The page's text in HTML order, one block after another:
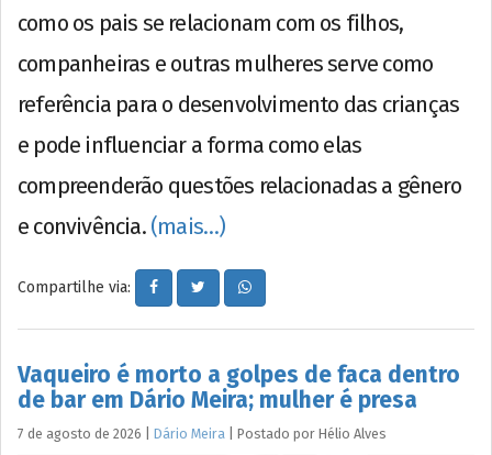
como os pais se relacionam com os filhos,
companheiras e outras mulheres serve como
referência para o desenvolvimento das crianças
e pode influenciar a forma como elas
compreenderão questões relacionadas a gênero
e convivência. (mais…)
Compartilhe via:
Vaqueiro é morto a golpes de faca dentro
de bar em Dário Meira; mulher é presa
7 de agosto de 2026 Dário Meira Postado por Hélio Alves